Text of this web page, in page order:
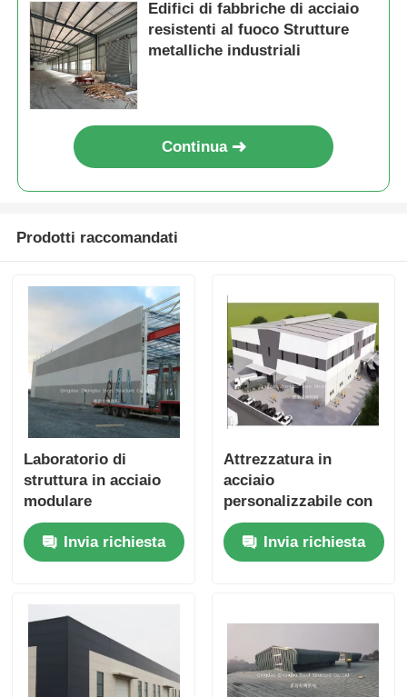
Edifici di fabbriche di acciaio
resistenti al fuoco Strutture
metalliche industriali
Continua
Prodotti raccomandati
Laboratorio di
struttura in acciaio
modulare
personalizzabile che
offre costruzioni e
layout flessibili per
Invia richiesta
Attrezzatura in
acciaio
personalizzabile con
grande spessore e
grado Q235B Q355
per impianti
Invia richiesta